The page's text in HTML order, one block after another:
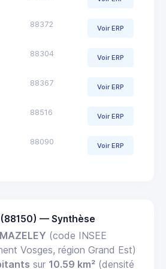
88372 Voir ERP
88304 Voir ERP
88367 Voir ERP
88516 Voir ERP
88090 Voir ERP
(88150) — Synthèse
MAZELEY (code INSEE
Vosges, région Grand Est)
sur 10.59 km² (densité